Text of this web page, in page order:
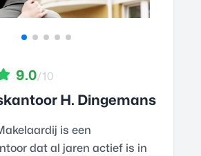
9.0/10
H. Dingemans
is een
dat al jaren actief is in